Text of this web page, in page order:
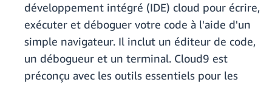
développement intégré (IDE) cloud pour écrire,
exécuter et déboguer votre code à l'aide d'un
simple navigateur. Il inclut un éditeur de code,
un débogueur et un terminal. Cloud9 est
préconçu avec les outils essentiels pour les